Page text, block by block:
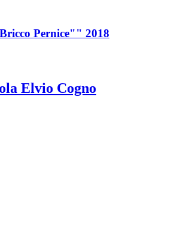
Pernice"" 2018
Elvio Cogno